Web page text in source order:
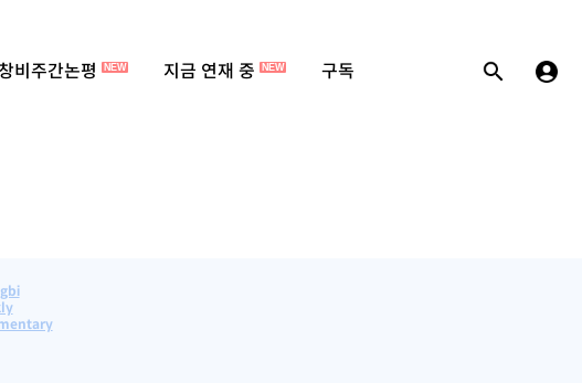
창비주간논평 NEW 지금 연재 중 NEW 구독